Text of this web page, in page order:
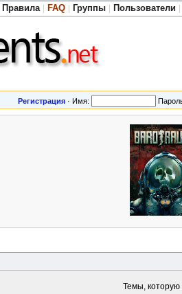
Правила FAQ Группы Пользователи
Регистрация · Имя:
Темы, которую